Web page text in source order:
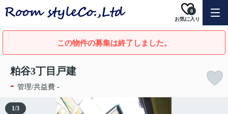
お気に入り
0
この物件の募集は終了しました。
粕谷3丁目戸建
- 管理/共益費 -
1/3